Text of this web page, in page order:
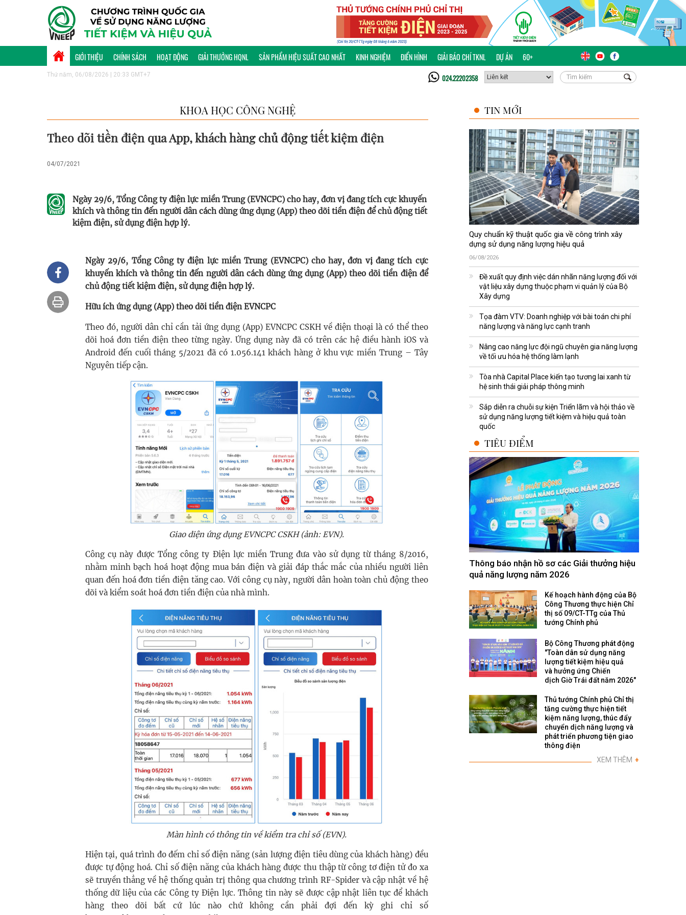
GIỚI THIỆU CHÍNH SÁCH HOẠT ĐỘNG GIẢI THƯỞNG HQNL SẢN PHẨM HIỆU SUẤT CAO NHẤT KINH NGHIỆM ĐIỂN HÌNH GIẢI BÁO CHÍ TKNL DỰ ÁN 60+
Thứ năm, 06/08/2026 | 20:33 GMT+7 024.22202358
KHOA HỌC CÔNG NGHỆ
Theo dõi tiền điện qua App, khách hàng chủ động tiết kiệm điện
04/07/2021
Ngày 29/6, Tổng Công ty điện lực miền Trung (EVNCPC) cho hay, đơn vị đang tích cực khuyến
khích và thông tin đến người dân cách dùng ứng dụng (App) theo dõi tiền điện để chủ động tiết
kiệm điện, sử dụng điện hợp lý.
Ngày 29/6, Tổng Công ty điện lực miền Trung (EVNCPC) cho hay, đơn vị đang tích cực
khuyến khích và thông tin đến người dân cách dùng ứng dụng (App) theo dõi tiền điện để
chủ động tiết kiệm điện, sử dụng điện hợp lý.
Hữu ích ứng dụng (App) theo dõi tiền điện EVNCPC
Theo đó, người dân chỉ cần tải ứng dụng (App) EVNCPC CSKH về điện thoại là có thể theo
dõi hoá đơn tiền điện theo từng ngày. Ứng dụng này đã có trên các hệ điều hành iOS và
Android đến cuối tháng 5/2021 đã có 1.056.141 khách hàng ở khu vực miền Trung – Tây
Nguyên tiếp cận.
Giao diện ứng dụng EVNCPC CSKH (ảnh: EVN).
Công cụ này được Tổng công ty Điện lực miền Trung đưa vào sử dụng từ tháng 8/2016,
nhằm minh bạch hoá hoạt động mua bán điện và giải đáp thắc mắc của nhiều người liên
quan đến hoá đơn tiền điện tăng cao. Với công cụ này, người dân hoàn toàn chủ động theo
dõi và kiểm soát hoá đơn tiền điện của nhà mình.
Màn hình có thông tin về kiểm tra chỉ số (EVN).
Hiện tại, quá trình đo đếm chỉ số điện năng (sản lượng điện tiêu dùng của khách hàng) đều
được tự động hoá. Chỉ số điện năng của khách hàng được thu thập từ công tơ điện tử đo xa
sẽ truyền thẳng về hệ thống quản trị thông qua chương trình RF-Spider và cập nhật về hệ
thống dữ liệu của các Công ty Điện lực. Thông tin này sẽ được cập nhật liên tục để khách
hàng theo dõi bất cứ lúc nào chứ không cần phải đợi đến kỳ ghi chỉ số
TIN MỚI
Quy chuẩn kỹ thuật quốc gia về công trình xây
dựng sử dụng năng lượng hiệu quả
06/08/2026
Đề xuất quy định việc dán nhãn năng lượng đối với
vật liệu xây dựng thuộc phạm vi quản lý của Bộ
Xây dựng
Tọa đàm VTV: Doanh nghiệp với bài toán chi phí
năng lượng và năng lực cạnh tranh
Nâng cao năng lực đội ngũ chuyên gia năng lượng
về tối ưu hóa hệ thống làm lạnh
Tòa nhà Capital Place kiến tạo tương lai xanh từ
hệ sinh thái giải pháp thông minh
Sắp diễn ra chuỗi sự kiện Triển lãm và hội thảo về
sử dụng năng lượng tiết kiệm và hiệu quả toàn
quốc
TIÊU ĐIỂM
Thông báo nhận hồ sơ các Giải thưởng hiệu
quả năng lượng năm 2026
Kế hoạch hành động của Bộ
Công Thương thực hiện Chỉ
thị số 09/CT-TTg của Thủ
tướng Chính phủ
Bộ Công Thương phát động
"Toàn dân sử dụng năng
lượng tiết kiệm hiệu quả
và hưởng ứng Chiến
dịch Giờ Trái đất năm 2026"
Thủ tướng Chính phủ Chỉ thị
tăng cường thực hiện tiết
kiệm năng lượng, thúc đẩy
chuyển dịch năng lượng và
phát triển phương tiện giao
thông điện
XEM THÊM +